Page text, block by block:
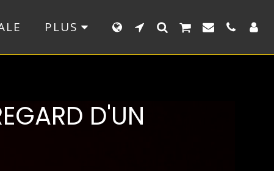
PLUS
D'UN